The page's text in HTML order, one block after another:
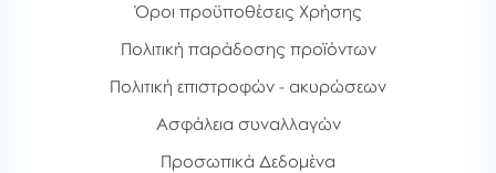
Όροι προϋποθέσεις Χρήσης
Πολιτική παράδοσης προϊόντων
Πολιτική επιστροφών - ακυρώσεων
Ασφάλεια συναλλαγών
Προσωπικά Δεδομένα